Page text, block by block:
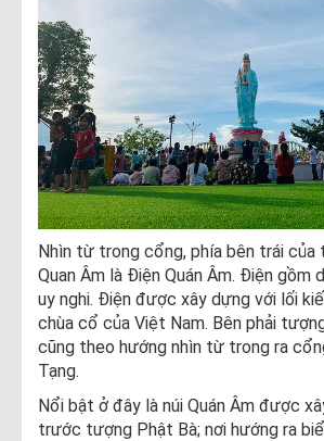
Nhìn từ trong cổng, phía bên trái của
Quan Âm là Điện Quán Âm. Điện gồm
uy nghi. Điện được xây dựng với lối
chùa cổ của Việt Nam. Bên phải
cũng theo hướng nhìn từ trong ra
Tạng.
Nổi bật ở đây là núi Quán Âm được
trước tượng Phật Bà; nơi hướng ra